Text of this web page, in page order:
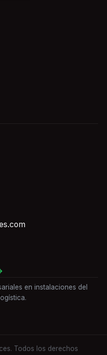
en instalaciones del
Todos los derechos